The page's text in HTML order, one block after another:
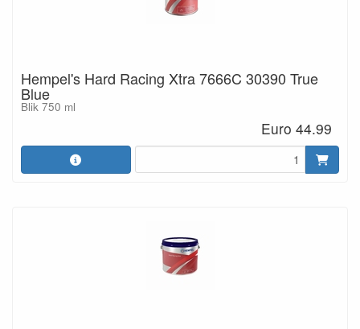
Hempel's Hard Racing Xtra 7666C 30390 True
Blue
Blik 750 ml
Euro 44.99